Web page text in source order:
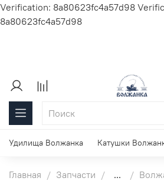
Verification: 8a80623fc4a57d98
8a80623fc4a57d98
Удилища Волжанка Катушки
Главная Запчасти ...